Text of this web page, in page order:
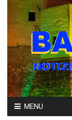
Skip
to
MENU